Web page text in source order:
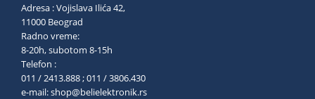
Adresa : Vojislava Ilića 42,
11000 Beograd
Radno vreme:
8-20h, subotom 8-15h
Telefon :
011 / 2413.888 ; 011 / 3806.430
e-mail:shop@belielektronik.rs